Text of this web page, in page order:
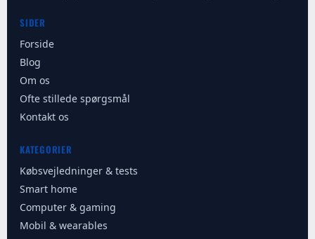
SIDER
Forside
Blog
Om os
Ofte stillede spørgsmål
Kontakt os
KATEGORIER
Købsvejledninger & tests
Smart home
Computer & gaming
Mobil & wearables